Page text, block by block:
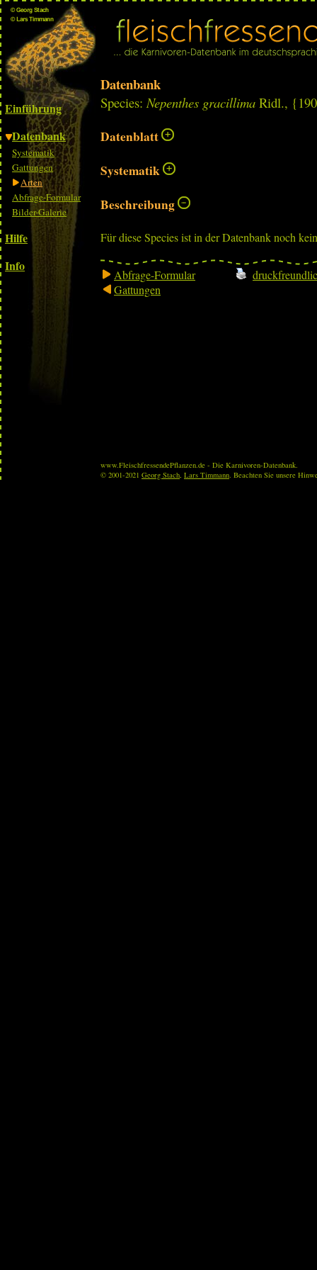
Einführung
Datenbank
Systematik
Gattungen
Arten
Abfrage-Formular
Bilder-Galerie
Hilfe
Info
Datenbank
Species:Nepenthes gracillima Ridl.,
Datenblatt
Systematik
Beschreibung
Für diese Species ist in der Datenbank noch
Abfrage-Formular
Gattungen
www.FleischfressendePflanzen.de - Die Karnivoren-Datenbank.
© 2001-2021 Georg Stach Lars Timmann . Beachten Sie unsere